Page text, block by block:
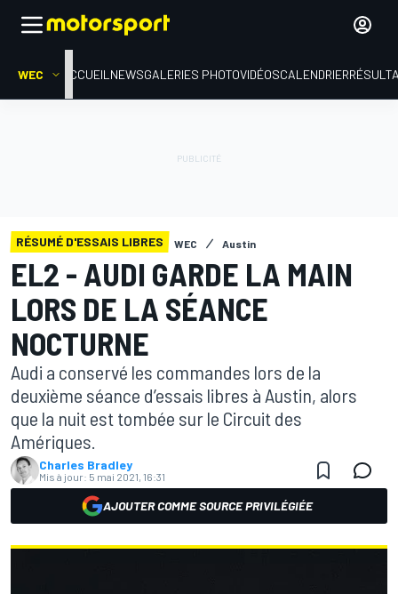
WEC ACCUEIL NEWSGALERIES PHOTOVIDÉOSCALENDRIER
RÉSUMÉ D'ESSAIS LIBRES WEC Austin
EL2 - AUDI GARDE LA MAIN
LORS DE LA SÉANCE
NOCTURNE
Audi a conservé les commandes lors de la
deuxième séance d’essais libres à Austin, alors
que la nuit est tombée sur le Circuit des
Amériques.
Charles Bradley
Mis à jour: 5 mai 2021, 16:31
AJOUTER COMME SOURCE PRIVILÉGIÉE